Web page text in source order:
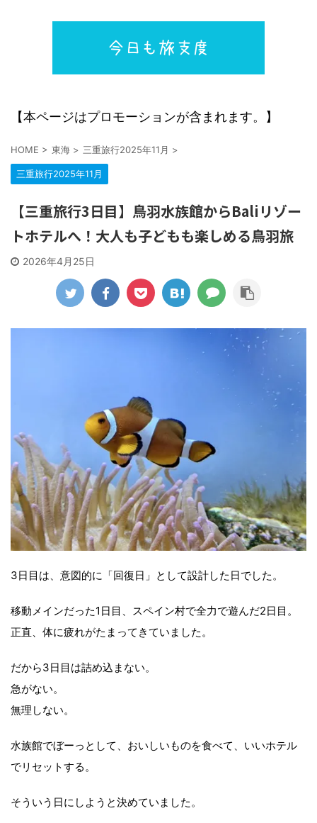
【本ページはプロモーションが含まれます。】
HOME > 東海 > 三重旅行2025年11月 >
三重旅行2025年11月
【三重旅行3日目】鳥羽水族館からBaliリゾー
トホテルへ！大人も子どもも楽しめる鳥羽旅
2026年4月25日
3日目は、意図的に「回復日」として設計した日でした。
移動メインだった1日目、スペイン村で全力で遊んだ2日目。
正直、体に疲れがたまってきていました。
だから3日目は詰め込まない。
急がない。
無理しない。
水族館でぼーっとして、おいしいものを食べて、いいホテル
でリセットする。
そういう日にしようと決めていました。